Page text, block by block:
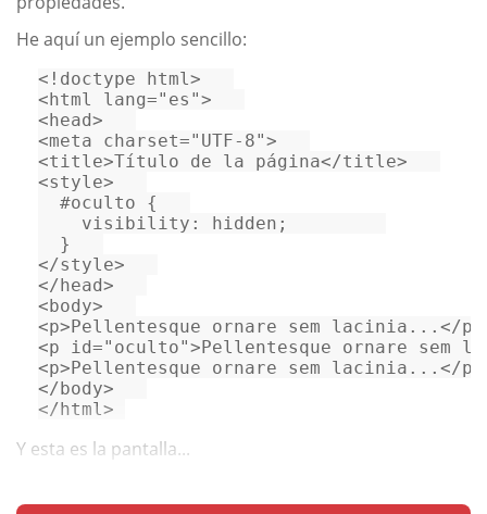
He aquí un ejemplo sencillo:
<!doctype html>
<html lang="es">
<head>
<meta charset="UTF-8">
<title>Título de la página</title>
<style>
#oculto {
visibility : hidden;
</style>
</head>
<body>
<p>Pellentesque ornare sem lacinia... </p
<p id="oculto">Pellentesque ornare sem
<p>Pellentesque ornare sem lacinia... </p
</body>
</html>
Y esta es la pantalla...